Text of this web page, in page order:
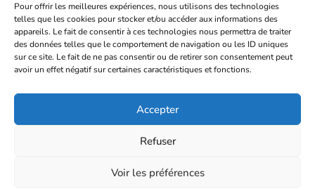
Pour offrir les meilleures expériences, nous utilisons des technologies
telles que les cookies pour stocker et/ou accéder aux informations des
appareils. Le fait de consentir à ces technologies nous permettra de traiter
des données telles que le comportement de navigation ou les ID uniques
sur ce site. Le fait de ne pas consentir ou de retirer son consentement peut
avoir un effet négatif sur certaines caractéristiques et fonctions.
Accepter
Refuser
Voir les préférences
Pose de carrelage à Gaillan-en-Médoc